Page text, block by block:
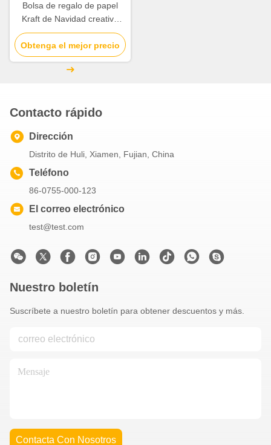
Bolsa de regalo de papel
Kraft de Navidad creativa
personalizada con su propio
logotipo para la fiesta
decorativa de Navidad
Obtenga el mejor precio
Contacto rápido
Dirección
Distrito de Huli, Xiamen, Fujian, China
Teléfono
86-0755-000-123
El correo electrónico
test@test.com
Nuestro boletín
Suscríbete a nuestro boletín para obtener descuentos y más.
Contacta Con Nosotros